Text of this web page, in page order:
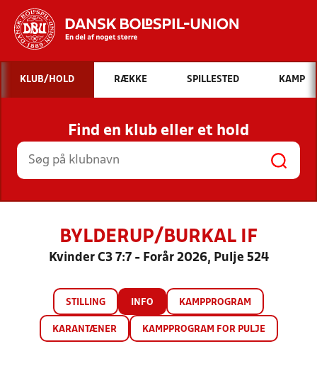
Hvad vil du søge efter?
INDHOLD OG NYHEDER
STILLINGER, RESULTATER, KLUBBER OG
HOLD
KLUB/HOLD RÆKKE SPILLESTED KAMP
Find en klub eller et hold
BYLDERUP/BURKAL IF
Kvinder C3 7:7 - Forår 2026, Pulje 524
STILLING INFO KAMPPROGRAM
KARANTÆNER KAMPPROGRAM FOR PULJE